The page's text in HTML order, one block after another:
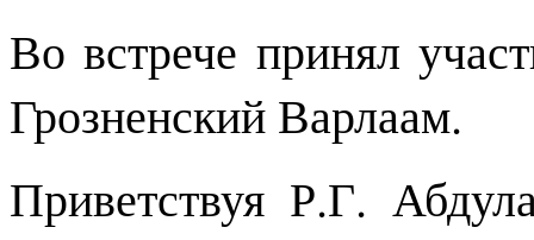
Во встрече принял
Грозненский Варлаам.
Приветствуя Р.Г.